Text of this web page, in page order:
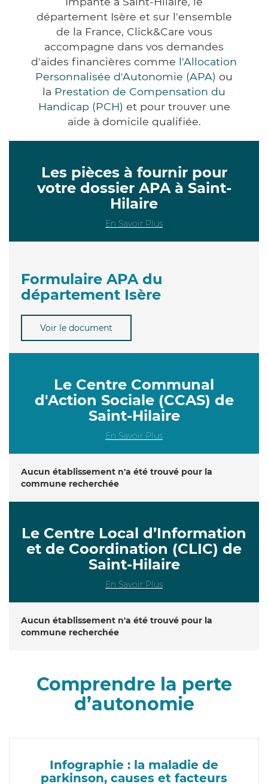
département Isère et sur l'ensemble
de la France, Click&Care vous
accompagne dans vos demandes
d'aides financières comme l'Allocation
Personnalisée d'Autonomie (APA) ou
la Prestation de Compensation du
Handicap (PCH) et pour trouver une
aide à domicile qualifiée.
Les pièces à fournir pour
votre dossier APA à Saint-
Hilaire
En Savoir Plus
Formulaire APA du
département Isère
Voir le document
Le Centre Communal
d'Action Sociale (CCAS) de
Saint-Hilaire
En Savoir Plus
Aucun établissement n'a été trouvé pour la
commune recherchée
Le Centre Local d’Information
et de Coordination (CLIC) de
Saint-Hilaire
En Savoir Plus
Aucun établissement n'a été trouvé pour la
commune recherchée
Comprendre la perte
d’autonomie
Infographie : la maladie de
parkinson, causes et facteurs